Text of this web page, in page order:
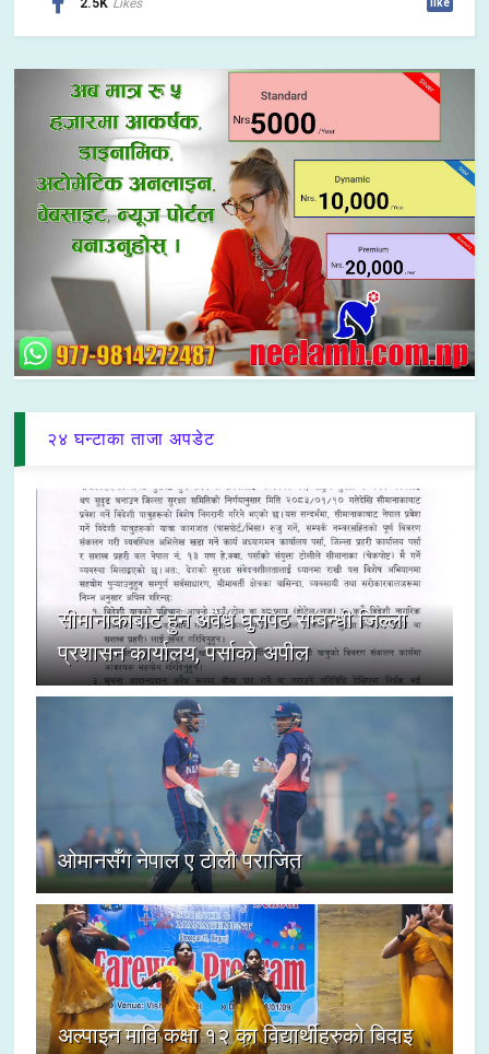
2.5K Likes like
२४ घन्टाका ताजा अपडेट
सीमानाकाबाट हुने अवैध घुसपैठ सम्बन्धी जिल्ला
प्रशासन कार्यालय, पर्साको अपील
ओमानसँग नेपाल ए टोली पराजित
अल्पाइन मावि कक्षा १२ का विद्यार्थीहरुको बिदाइ